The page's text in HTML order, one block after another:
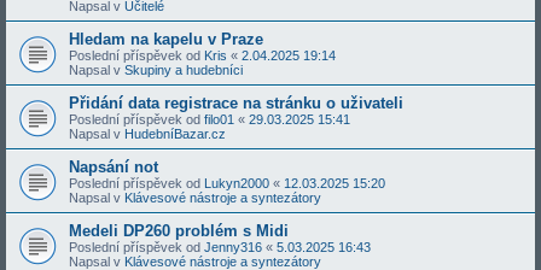
Napsal v Učitelé
Hledam na kapelu v Praze
Poslední příspěvek od Kris « 2.04.2025 19:14
Napsal v Skupiny a hudebníci
Přidání data registrace na stránku o uživateli
Poslední příspěvek od filo01 « 29.03.2025 15:41
Napsal v HudebníBazar.cz
Napsání not
Poslední příspěvek od Lukyn2000 « 12.03.2025 15:20
Napsal v Klávesové nástroje a syntezátory
Medeli DP260 problém s Midi
Poslední příspěvek od Jenny316 « 5.03.2025 16:43
Napsal v Klávesové nástroje a syntezátory